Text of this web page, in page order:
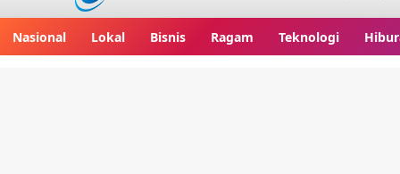
Nasional Lokal Bisnis Ragam Teknologi